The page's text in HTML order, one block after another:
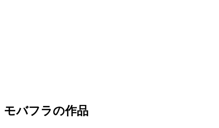
モバフラの作品